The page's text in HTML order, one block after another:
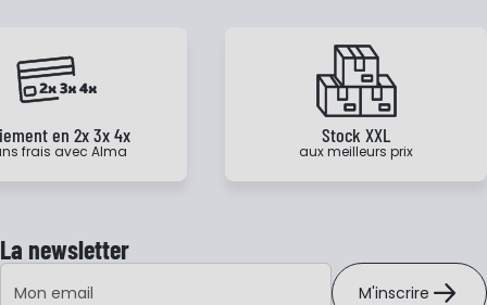
en 2x 3x 4x
frais avec Alma
Stock XXL
aux meilleurs prix
La newsletter
Adresse e-mail
M'inscrire